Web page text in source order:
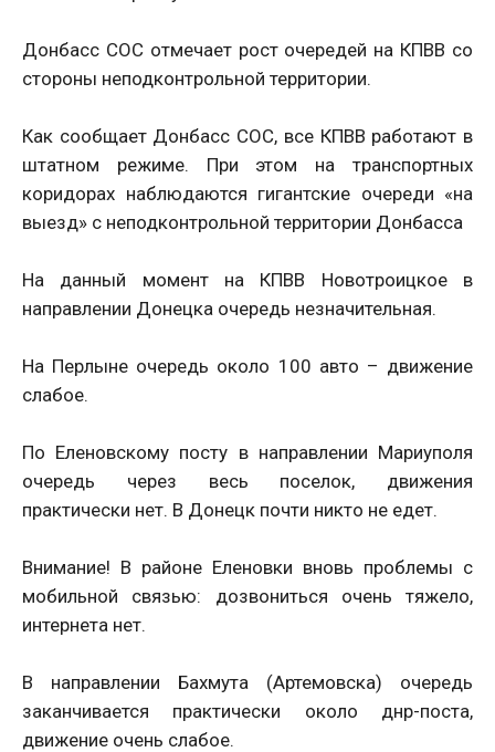
Донбасс СОС отмечает рост очередей на КПВВ со
стороны неподконтрольной территории.
Как сообщает Донбасс СОС, все КПВВ работают в
штатном режиме. При этом на транспортных
коридорах наблюдаются гигантские очереди «на
выезд» с неподконтрольной территории Донбасса
На данный момент на КПВВ Новотроицкое в
направлении Донецка очередь незначительная.
На Перлыне очередь около 100 авто – движение
слабое.
По Еленовскому посту в направлении Мариуполя
очередь через весь поселок, движения
практически нет. В Донецк почти никто не едет.
Внимание! В районе Еленовки вновь проблемы с
мобильной связью: дозвониться очень тяжело,
интернета нет.
В направлении Бахмута (Артемовска) очередь
заканчивается практически около днр-поста,
движение очень слабое.